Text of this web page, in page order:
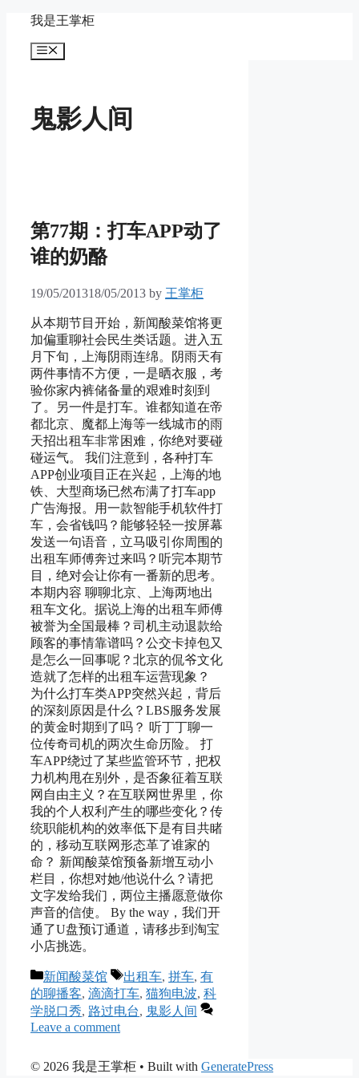
content
我是王掌柜
Menu
鬼影人间
第77期：打车APP动了
谁的奶酪
19/05/201318/05/2013 by 王掌柜
从本期节目开始，新闻酸菜馆将更
加偏重聊社会民生类话题。进入五
月下旬，上海阴雨连绵。阴雨天有
两件事情不方便，一是晒衣服，考
验你家内裤储备量的艰难时刻到
了。另一件是打车。谁都知道在帝
都北京、魔都上海等一线城市的雨
天招出租车非常困难，你绝对要碰
碰运气。 我们注意到，各种打车
APP创业项目正在兴起，上海的地
铁、大型商场已然布满了打车app
广告海报。用一款智能手机软件打
车，会省钱吗？能够轻轻一按屏幕
发送一句语音，立马吸引你周围的
出租车师傅奔过来吗？听完本期节
目，绝对会让你有一番新的思考。
本期内容 聊聊北京、上海两地出
租车文化。据说上海的出租车师傅
被誉为全国最棒？司机主动退款给
顾客的事情靠谱吗？公交卡掉包又
是怎么一回事呢？北京的侃爷文化
造就了怎样的出租车运营现象？
为什么打车类APP突然兴起，背后
的深刻原因是什么？LBS服务发展
的黄金时期到了吗？ 听丁丁聊一
位传奇司机的两次生命历险。 打
车APP绕过了某些监管环节，把权
力机构甩在别外，是否象征着互联
网自由主义？在互联网世界里，你
我的个人权利产生的哪些变化？传
统职能机构的效率低下是有目共睹
的，移动互联网形态革了谁家的
命？ 新闻酸菜馆预备新增互动小
栏目，你想对她/他说什么？请把
文字发给我们，两位主播愿意做你
声音的信使。 By the way，我们开
通了U盘预订通道，请移步到淘宝
小店挑选。
Categories
新闻酸菜馆 Tags
出租车, 拼车, 有
的聊播客, 滴滴打车, 猫狗电波, 科
学脱口秀, 路过电台, 鬼影人间
Leave a comment
© 2026 我是王掌柜 • Built with GeneratePress